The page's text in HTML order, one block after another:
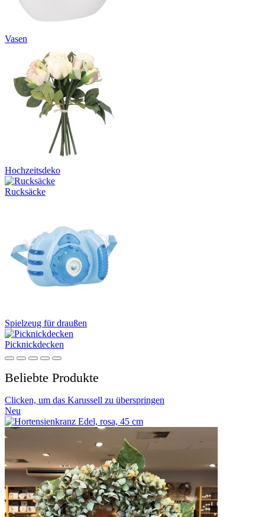
Vasen
Hochzeitsdeko
Rucksäcke
Spielzeug für draußen
Picknickdecken
Beliebte Produkte
Clicken, um das Karussell zu überspringen
Neu